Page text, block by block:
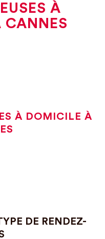
À
CANNES
À DOMICILE À
DE RENDEZ-